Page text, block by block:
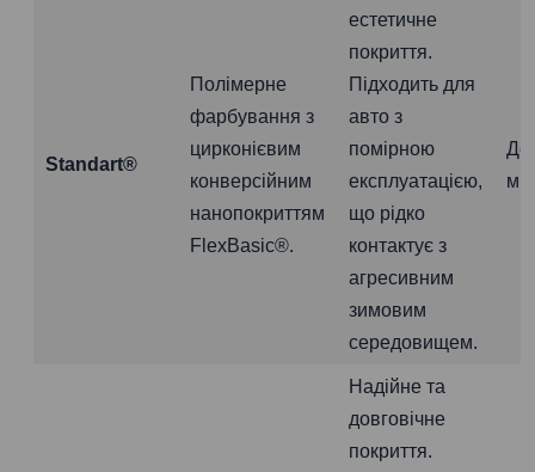
Standart®
Полімерне
фарбування з
цирконієвим
конверсійним
нанопокриттям
FlexBasic®.
естетичне
покриття.
Підходить для
авто з
помірною
експлуатацією,
що рідко
контактує з
агресивним
зимовим
середовищем.
До
Надійне та
довговічне
покриття.